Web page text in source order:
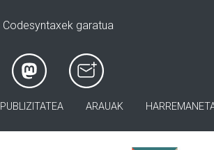
Codesyntaxek garatua
PUBLIZITATEA ARAUAK